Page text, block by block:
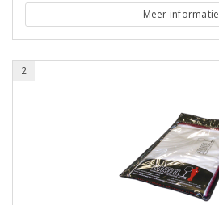
Meer informatie
2